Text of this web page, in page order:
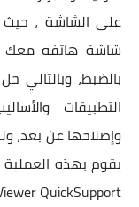
على الشاشة ،
شاشة هاتفه معك
بالضبط، وبالتالي
التطبيقات
وإصلاحها عن بعد،
يقوم بهذه
QuickSupport.